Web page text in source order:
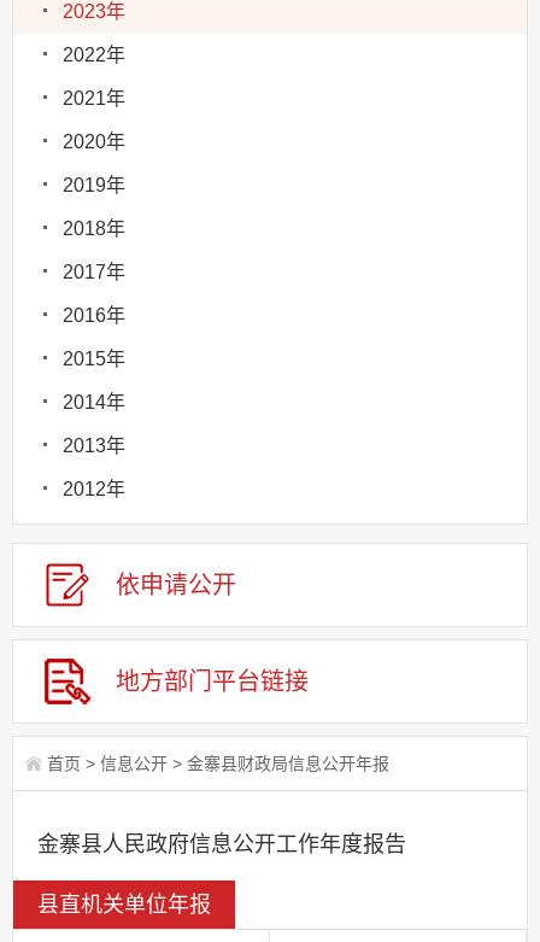
2023年
2022年
2021年
2020年
2019年
2018年
2017年
2016年
2015年
2014年
2013年
2012年
依申请公开
地方部门 平台链接
首页 > 信息公开 > 金寨县财政局信息公开年报
金寨县人民政府信息公开工作年度报告
县直机关单位年报